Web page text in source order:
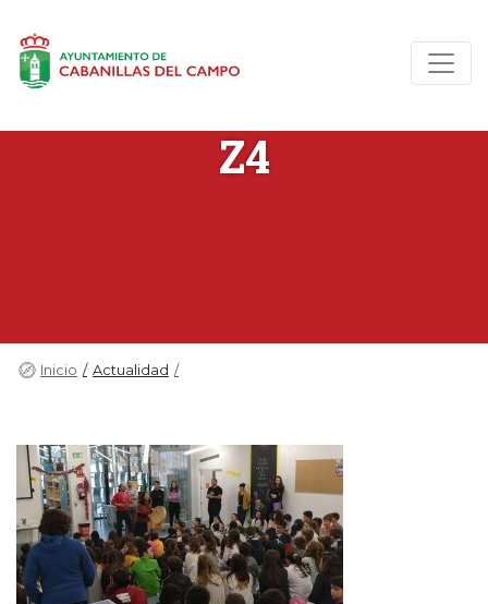
Z4
Inicio Actualidad